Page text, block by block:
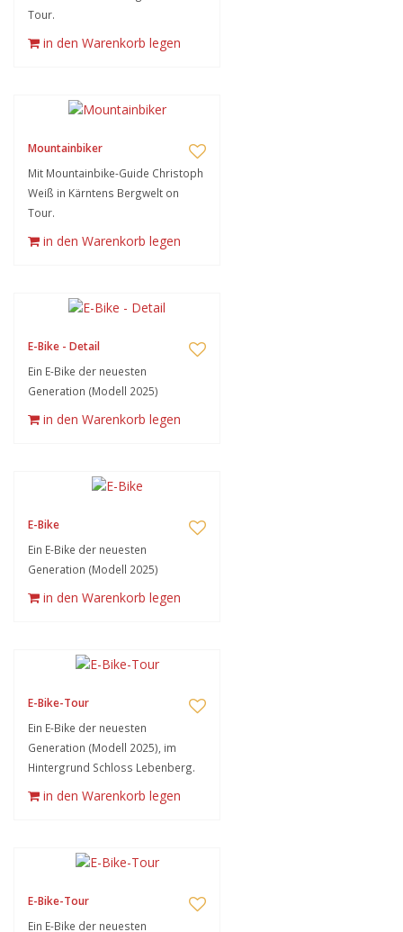
Tour.
in den Warenkorb legen
Mountainbiker
Mit Mountainbike-Guide Christoph
Weiß in Kärntens Bergwelt on
Tour.
in den Warenkorb legen
E-Bike - Detail
Ein E-Bike der neuesten
Generation (Modell 2025)
in den Warenkorb legen
E-Bike
Ein E-Bike der neuesten
Generation (Modell 2025)
in den Warenkorb legen
E-Bike-Tour
Ein E-Bike der neuesten
Generation (Modell 2025), im
Hintergrund Schloss Lebenberg.
in den Warenkorb legen
E-Bike-Tour
Ein E-Bike der neuesten